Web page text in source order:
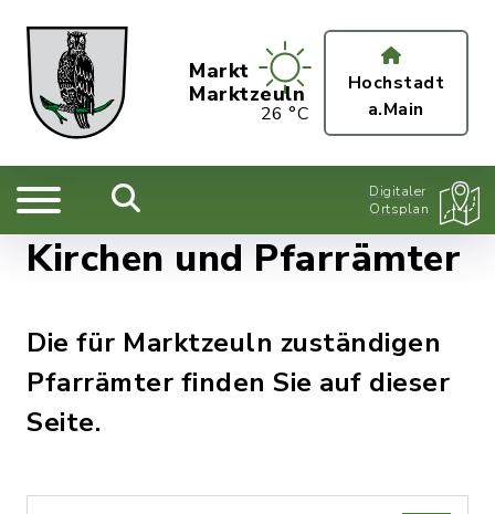
Markt
Marktzeuln
26 °C
Hochstadt
a.Main
Digitaler
Ortsplan
Kirchen und Pfarrämter
Die für Marktzeuln zuständigen
Pfarrämter finden Sie auf dieser
Seite.